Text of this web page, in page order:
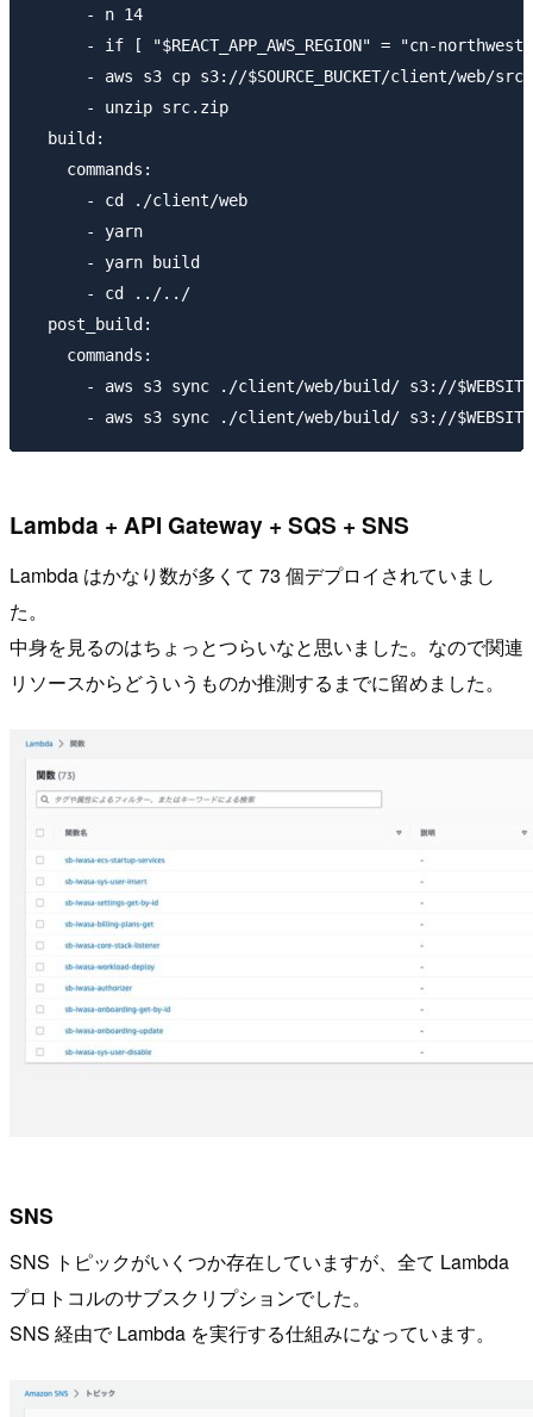
      - n 14
- if [ "$REACT_APP_AWS_REGION" = "cn-
- aws s3 cp s3://$SOURCE_BUCKET/client/web/
      - unzip src.zip
  build:
    commands:
      - cd ./client/web
      - yarn
      - yarn build
      - cd ../../
  post_build:
    commands:
- aws s3 sync ./client/web/build/ s3://
Lambda + API Gateway + SQS + SNS
Lambda はかなり数が多くて 73 個デプロイされていまし
た。
中身を見るのはちょっとつらいなと思いました。なので関連
リソースからどういうものか推測するまでに留めました。
SNS
SNS トピックがいくつか存在していますが、全て Lambda
プロトコルのサブスクリプションでした。
SNS 経由で Lambda を実行する仕組みになっています。